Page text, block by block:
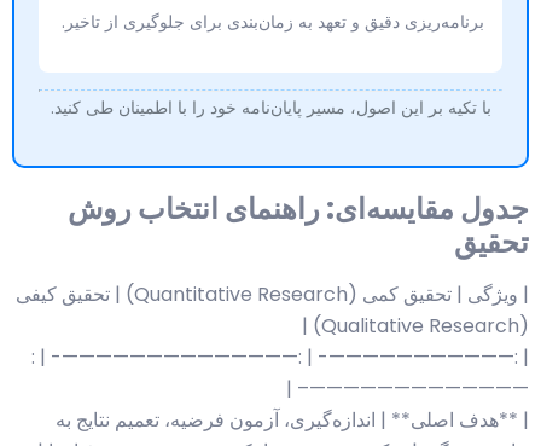
برنامه‌ریزی دقیق و تعهد به زمان‌بندی برای جلوگیری از تاخیر.
با تکیه بر این اصول، مسیر پایان‌نامه خود را با اطمینان طی کنید.
جدول مقایسه‌ای: راهنمای انتخاب روش
تحقیق
| ویژگی | تحقیق کمی (Quantitative Research) | تحقیق کیفی
(Qualitative Research) |
| :———————————- | :——————————————- | :
—————————————– |
| **هدف اصلی** | اندازه‌گیری، آزمون فرضیه، تعمیم نتایج به